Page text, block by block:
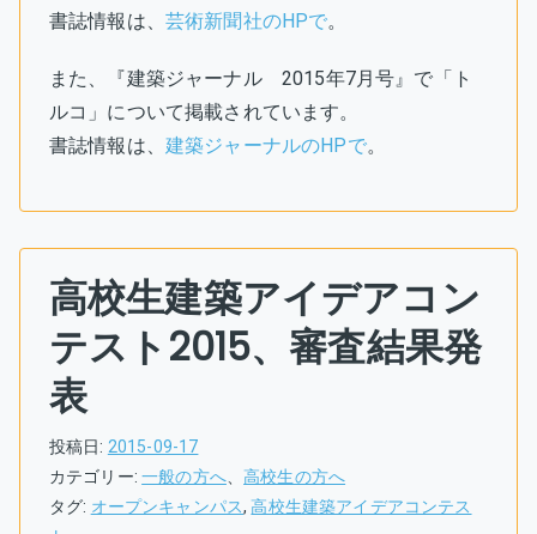
書誌情報は、 芸術新聞社のHPで。
また、『建築ジャーナル 2015年7月号』で「ト
ルコ」について掲載されています。
書誌情報は、 建築ジャーナルのHPで。
高校生建築アイデアコン
テスト2015、審査結果発
表
投稿日: 2015-09-17
カテゴリー:一般の方へ、高校生の方へ
タグ: オープンキャンパス,高校生建築アイデアコンテス